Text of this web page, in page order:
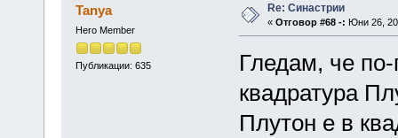
Tanya
Hero Member
Публикации: 635
Re: Синастрии
« Отговор #68 -: Юни 26,
Гледам, че по-
квадратура
Плутон е в